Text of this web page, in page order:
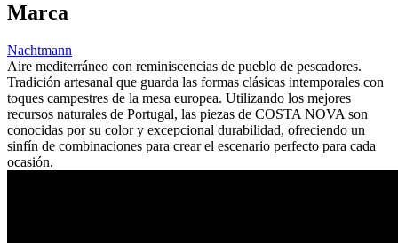
Marca
Nachtmann
Aire mediterráneo con reminiscencias de pueblo de pescadores.
Tradición artesanal que guarda las formas clásicas intemporales con
toques campestres de la mesa europea. Utilizando los mejores
recursos naturales de Portugal, las piezas de COSTA NOVA son
conocidas por su color y excepcional durabilidad, ofreciendo un
sinfín de combinaciones para crear el escenario perfecto para cada
ocasión.